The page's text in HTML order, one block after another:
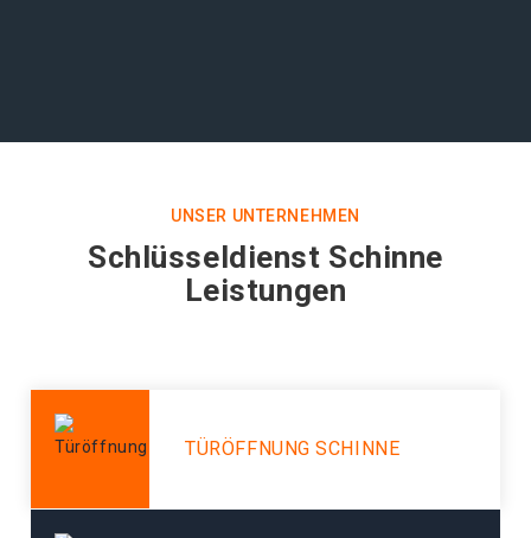
UNSER UNTERNEHMEN
Schlüsseldienst Schinne
Leistungen
TÜRÖFFNUNG SCHINNE